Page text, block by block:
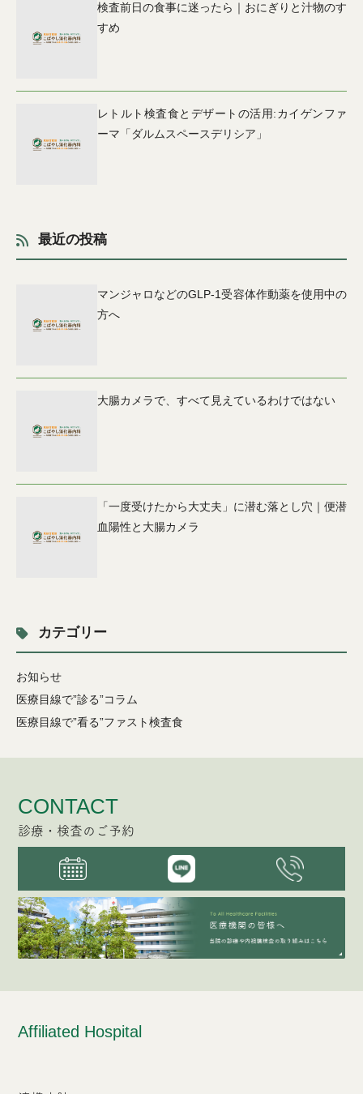
検査前日の食事に迷ったら｜おにぎりと汁物のす
すめ
レトルト検査食とデザートの活用:カイゲンファ
ーマ「ダルムスペースデリシア」
最近の投稿
マンジャロなどのGLP-1受容体作動薬を使用中の
方へ
大腸カメラで、すべて見えているわけではない
「一度受けたから大丈夫」に潜む落とし穴｜便潜
血陽性と大腸カメラ
カテゴリー
お知らせ
医療目線で”診る”コラム
医療目線で”看る”ファスト検査食
CONTACT
診療・検査のご予約
Affiliated Hospital